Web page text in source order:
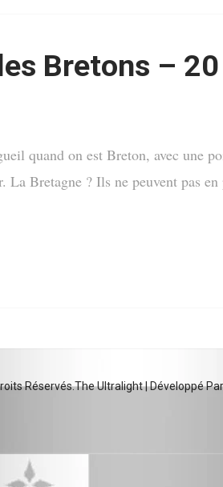
Bretons –
quand on est Breton, avec une
La Bretagne ? Ils ne peuvent pas
Réservés.The Ultralight | Développé